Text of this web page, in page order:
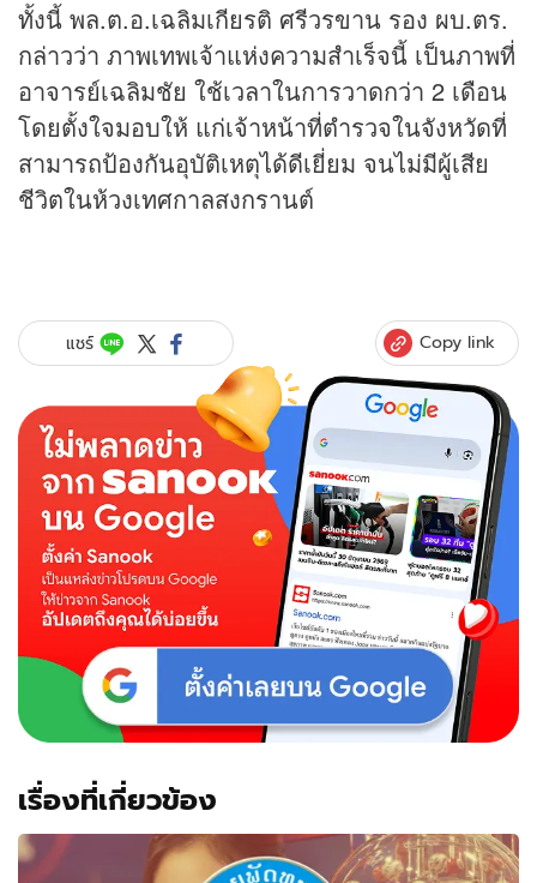
ทั้งนี้ พล.ต.อ.เฉลิมเกียรติ ศรีวรขาน รอง ผบ.ตร.
กล่าวว่า ภาพเทพเจ้าแห่งความสำเร็จนี้ เป็นภาพที่
อาจารย์เฉลิมชัย ใช้เวลาในการวาดกว่า 2 เดือน
โดยตั้งใจมอบให้ แก่เจ้าหน้าที่ตำรวจในจังหวัดที่
สามารถป้องกันอุบัติเหตุได้ดีเยี่ยม จนไม่มีผู้เสีย
ชีวิตในห้วงเทศกาลสงกรานต์
แชร์ Copy link
เรื่องที่เกี่ยวข้อง